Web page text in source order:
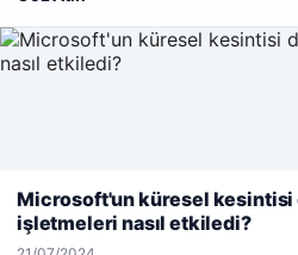
Web sitemizi nasıl kullandığınızı
kullanıyoruz.Çerez Politikamız
Microsoft'un küresel kesintisi
işletmeleri nasıl etkiledi?